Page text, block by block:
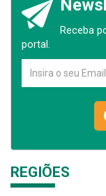
Receba
portal.
REGIÕES